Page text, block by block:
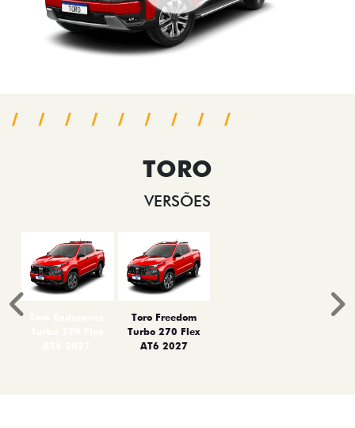
TORO
VERSÕES
Toro Freedom
Turbo 270 Flex
AT6 2027
Anterior